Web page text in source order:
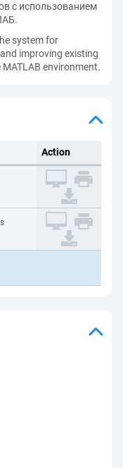
с использованием
system for
improving existing
environment.
Action